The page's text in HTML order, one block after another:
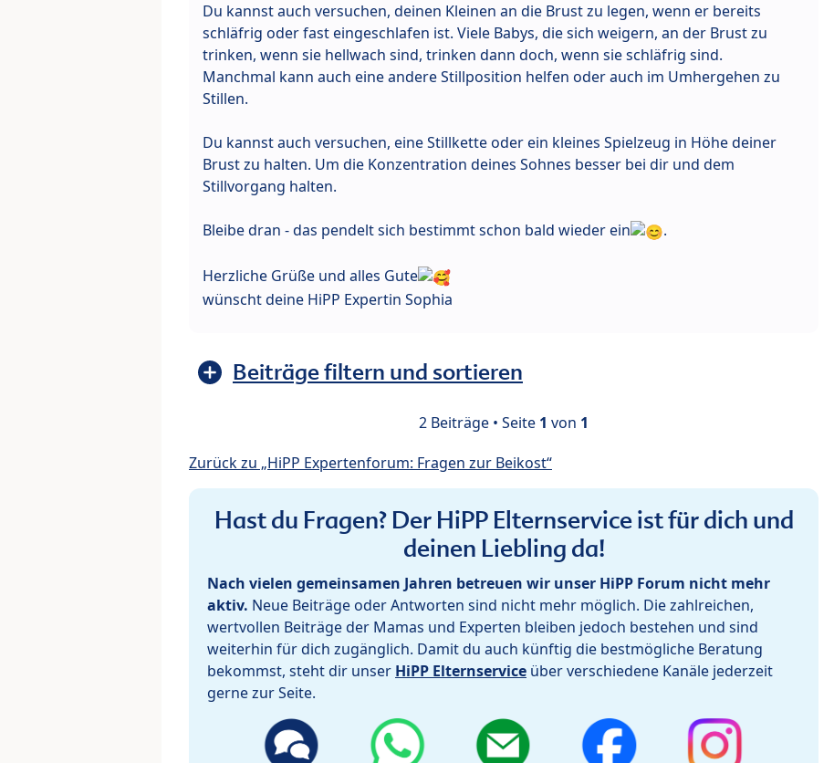
Du kannst auch versuchen, deinen Kleinen an die Brust zu legen, wenn er bereits
schläfrig oder fast eingeschlafen ist. Viele Babys, die sich weigern, an der Brust zu
trinken, wenn sie hellwach sind, trinken dann doch, wenn sie schläfrig sind.
Manchmal kann auch eine andere Stillposition helfen oder auch im Umhergehen zu
Stillen.
Du kannst auch versuchen, eine Stillkette oder ein kleines Spielzeug in Höhe deiner
Brust zu halten. Um die Konzentration deines Sohnes besser bei dir und dem
Stillvorgang halten.
Bleibe dran - das pendelt sich bestimmt schon bald wieder ein .
Herzliche Grüße und alles Gute
wünscht deine HiPP Expertin Sophia
Beiträge filtern und sortieren
2 Beiträge • Seite 1 von 1
Zurück zu „HiPP Expertenforum: Fragen zur Beikost“
Hast du Fragen? Der HiPP Elternservice ist für dich und
deinen Liebling da!
Nach vielen gemeinsamen Jahren betreuen wir unser HiPP Forum nicht mehr
aktiv. Neue Beiträge oder Antworten sind nicht mehr möglich. Die zahlreichen,
wertvollen Beiträge der Mamas und Experten bleiben jedoch bestehen und sind
weiterhin für dich zugänglich. Damit du auch künftig die bestmögliche Beratung
bekommst, steht dir unser HiPP Elternservice über verschiedene Kanäle jederzeit
gerne zur Seite.